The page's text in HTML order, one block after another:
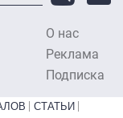
О нас
Реклама
Подписка
СТАТЬИ